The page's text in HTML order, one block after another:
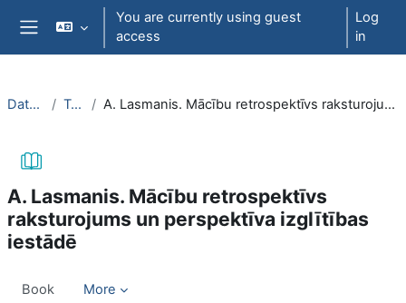
Skip to main content
You are currently using guest
access
Log
in
DatZT003 Topic 1 A. Lasmanis. Mācību retrospektīvs raksturojums un perspektīva izglītības iestādē
A. Lasmanis. Mācību retrospektīvs
raksturojums un perspektīva izglītības
iestādē
Book More